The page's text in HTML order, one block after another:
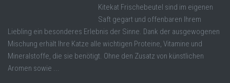
Kitekat Frischebeutel sind im eigenen
Saft gegart und offenbaren Ihrem
Liebling ein besonderes Erlebnis der Sinne. Dank der ausgewogenen
Mischung erhält Ihre Katze alle wichtigen Proteine, Vitamine und
Mineralstoffe, die sie benötigt. Ohne den Zusatz von künstlichen
Aromen sowie ...